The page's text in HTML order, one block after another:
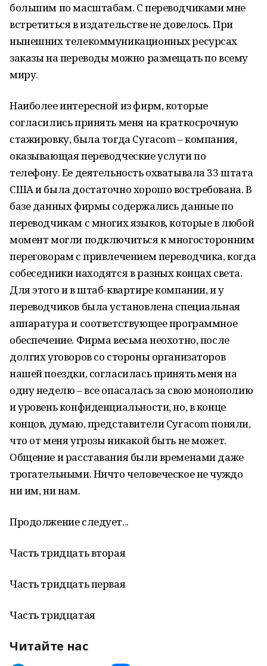
большим по масштабам. С переводчиками мне
встретиться в издательстве не довелось. При
нынешних телекоммуникационных ресурсах
заказы на переводы можно размещать по всему
миру.
Наиболее интересной из фирм, которые
согласились принять меня на краткосрочную
стажировку, была тогда Cyracom – компания,
оказывающая переводческие услуги по
телефону. Ее деятельность охватывала 33 штата
США и была достаточно хорошо востребована. В
базе данных фирмы содержались данные по
переводчикам с многих языков, которые в любой
момент могли подключиться к многосторонним
переговорам с привлечением переводчика, когда
собеседники находятся в разных концах света.
Для этого и в штаб-квартире компании, и у
переводчиков была установлена специальная
аппаратура и соответствующее программное
обеспечение. Фирма весьма неохотно, после
долгих уговоров со стороны организаторов
нашей поездки, согласилась принять меня на
одну неделю – все опасалась за свою монополию
и уровень конфиденциальности, но, в конце
концов, думаю, представители Cyracom поняли,
что от меня угрозы никакой быть не может.
Общение и расставания были временами даже
трогательными. Ничто человеческое не чуждо
ни им, ни нам.
Продолжение следует...
Часть тридцать вторая
Часть тридцать первая
Часть тридцатая
Читайте нас